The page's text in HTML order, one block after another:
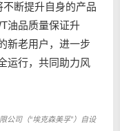
断提升自身的产品
油品质量保证升
新老用户，进一步
运行，共同助力风
司（“埃克森美孚”）自设